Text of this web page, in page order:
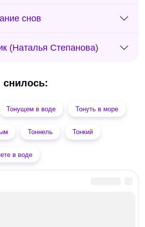
снов
(Наталья Степанова)
Тонущем в воде Тонуть в море
Тоннель Тонкий
в воде